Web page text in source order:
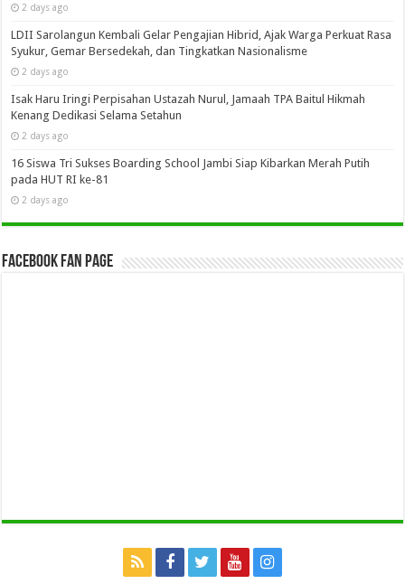
2 days ago
LDII Sarolangun Kembali Gelar Pengajian Hibrid, Ajak Warga Perkuat Rasa
Syukur, Gemar Bersedekah, dan Tingkatkan Nasionalisme
2 days ago
Isak Haru Iringi Perpisahan Ustazah Nurul, Jamaah TPA Baitul Hikmah
Kenang Dedikasi Selama Setahun
2 days ago
16 Siswa Tri Sukses Boarding School Jambi Siap Kibarkan Merah Putih
pada HUT RI ke-81
2 days ago
Facebook Fan Page